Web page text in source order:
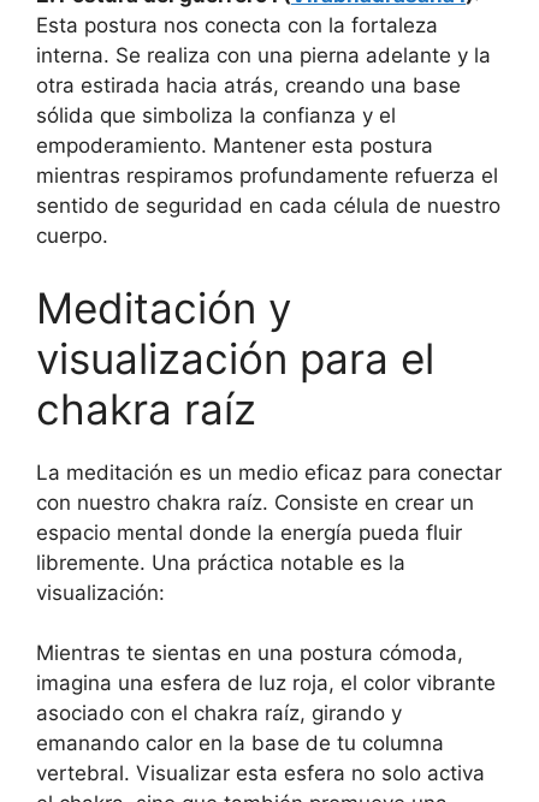
Esta postura nos conecta con la fortaleza
interna. Se realiza con una pierna adelante y la
otra estirada hacia atrás, creando una base
sólida que simboliza la confianza y el
empoderamiento. Mantener esta postura
mientras respiramos profundamente refuerza el
sentido de seguridad en cada célula de nuestro
cuerpo.
Meditación y
visualización para el
chakra raíz
La meditación es un medio eficaz para conectar
con nuestro chakra raíz. Consiste en crear un
espacio mental donde la energía pueda fluir
libremente. Una práctica notable es la
visualización:
Mientras te sientas en una postura cómoda,
imagina una esfera de luz roja, el color vibrante
asociado con el chakra raíz, girando y
emanando calor en la base de tu columna
vertebral. Visualizar esta esfera no solo activa